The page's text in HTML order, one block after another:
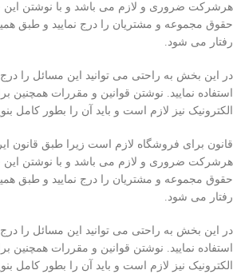
هرشرکت ضروری و لازم می باشد و با نوشتن این
حقوق مجموعه و مشتریان را درج نمایید و طبق همین
رفتار می شود.
در این بخش به راحتی می توانید این مسائل را
استفاده نمایید. نوشتن قوانین و مقررات همچنین
الکترونیک نیز لازم است و باید آن را بطور کامل
قانون برای فروشگاه لازم است زیرا طبق قانون
هرشرکت ضروری و لازم می باشد و با نوشتن این
حقوق مجموعه و مشتریان را درج نمایید و طبق همین
رفتار می شود.
در این بخش به راحتی می توانید این مسائل را
استفاده نمایید. نوشتن قوانین و مقررات همچنین
الکترونیک نیز لازم است و باید آن را بطور کامل